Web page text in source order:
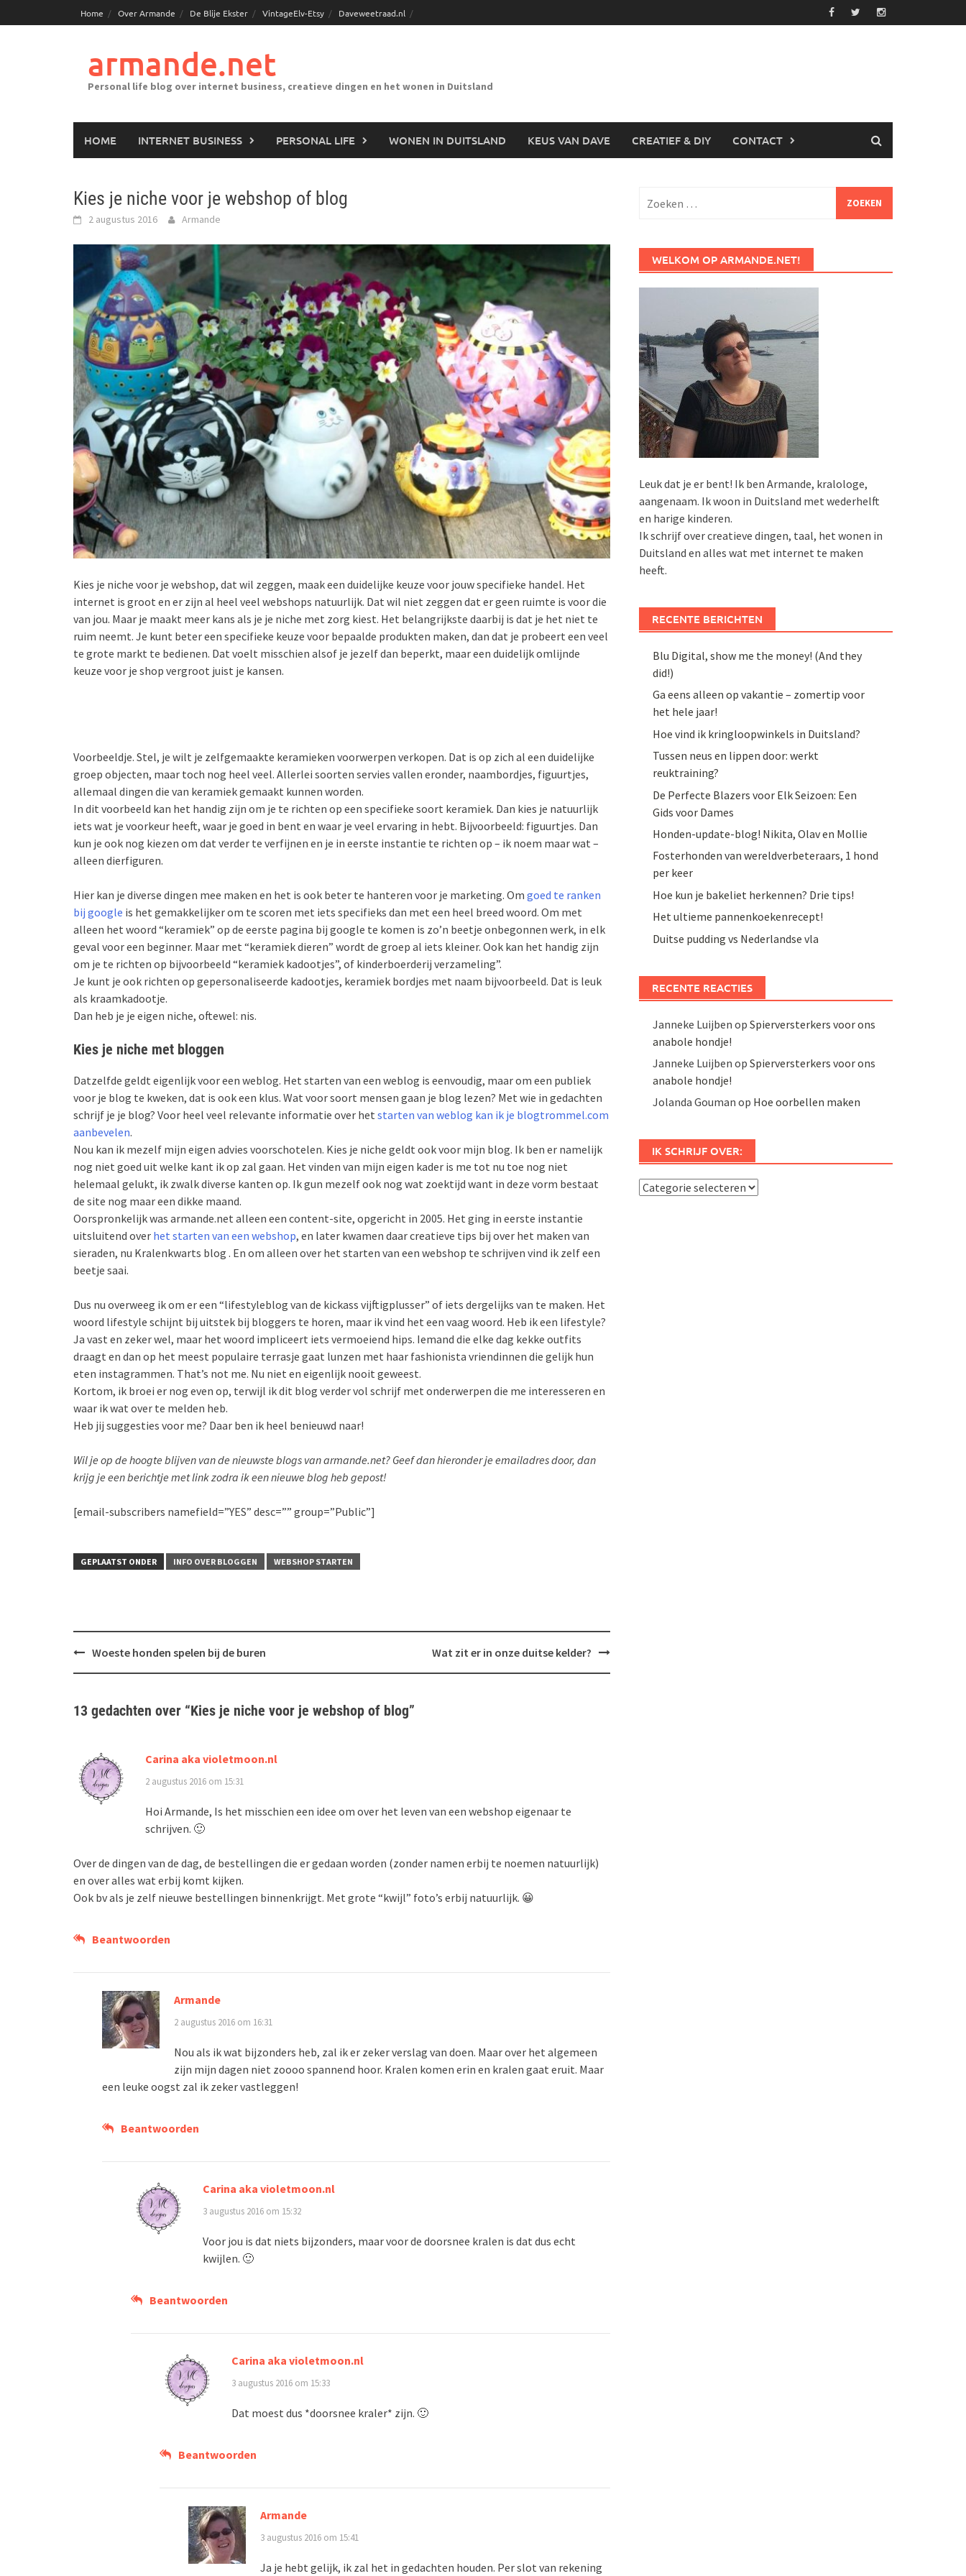
naar
Home Over Armande De Blije Ekster VintageElv-Etsy Daveweetraad.nl
armande.net
Personal life blog over internet business, creatieve dingen en het wonen in Duitsland
HOME INTERNET BUSINESS PERSONAL LIFE WONEN IN DUITSLAND KEUS VAN DAVE CREATIEF & DIY CONTACT
Kies je niche voor je webshop of blog
2 augustus 2016 Armande
Kies je niche voor je webshop, dat wil zeggen, maak een duidelijke keuze voor jouw specifieke handel. Het
internet is groot en er zijn al heel veel webshops natuurlijk. Dat wil niet zeggen dat er geen ruimte is voor die
van jou. Maar je maakt meer kans als je je niche met zorg kiest. Het belangrijkste daarbij is dat je het niet te
ruim neemt. Je kunt beter een specifieke keuze voor bepaalde produkten maken, dan dat je probeert een veel
te grote markt te bedienen. Dat voelt misschien alsof je jezelf dan beperkt, maar een duidelijk omlijnde
keuze voor je shop vergroot juist je kansen.
Voorbeeldje. Stel, je wilt je zelfgemaakte keramieken voorwerpen verkopen. Dat is op zich al een duidelijke
groep objecten, maar toch nog heel veel. Allerlei soorten servies vallen eronder, naambordjes, figuurtjes,
allemaal dingen die van keramiek gemaakt kunnen worden.
In dit voorbeeld kan het handig zijn om je te richten op een specifieke soort keramiek. Dan kies je natuurlijk
iets wat je voorkeur heeft, waar je goed in bent en waar je veel ervaring in hebt. Bijvoorbeeld: figuurtjes. Dan
kun je ook nog kiezen om dat verder te verfijnen en je in eerste instantie te richten op – ik noem maar wat –
alleen dierfiguren.
Hier kan je diverse dingen mee maken en het is ook beter te hanteren voor je marketing. Om goed te ranken
bij google is het gemakkelijker om te scoren met iets specifieks dan met een heel breed woord. Om met
alleen het woord “keramiek” op de eerste pagina bij google te komen is zo’n beetje onbegonnen werk, in elk
geval voor een beginner. Maar met “keramiek dieren” wordt de groep al iets kleiner. Ook kan het handig zijn
om je te richten op bijvoorbeeld “keramiek kadootjes”, of kinderboerderij verzameling”.
Je kunt je ook richten op gepersonaliseerde kadootjes, keramiek bordjes met naam bijvoorbeeld. Dat is leuk
als kraamkadootje.
Dan heb je je eigen niche, oftewel: nis.
Kies je niche met bloggen
Datzelfde geldt eigenlijk voor een weblog. Het starten van een weblog is eenvoudig, maar om een publiek
voor je blog te kweken, dat is ook een klus. Wat voor soort mensen gaan je blog lezen? Met wie in gedachten
schrijf je je blog? Voor heel veel relevante informatie over het starten van weblog kan ik je blogtrommel.com
aanbevelen.
Nou kan ik mezelf mijn eigen advies voorschotelen. Kies je niche geldt ook voor mijn blog. Ik ben er namelijk
nog niet goed uit welke kant ik op zal gaan. Het vinden van mijn eigen kader is me tot nu toe nog niet
helemaal gelukt, ik zwalk diverse kanten op. Ik gun mezelf ook nog wat zoektijd want in deze vorm bestaat
de site nog maar een dikke maand.
Oorspronkelijk was armande.net alleen een content-site, opgericht in 2005. Het ging in eerste instantie
uitsluitend over het starten van een webshop, en later kwamen daar creatieve tips bij over het maken van
sieraden, nu Kralenkwarts blog . En om alleen over het starten van een webshop te schrijven vind ik zelf een
beetje saai.
Dus nu overweeg ik om er een “lifestyleblog van de kickass vijftigplusser” of iets dergelijks van te maken. Het
woord lifestyle schijnt bij uitstek bij bloggers te horen, maar ik vind het een vaag woord. Heb ik een lifestyle?
Ja vast en zeker wel, maar het woord impliceert iets vermoeiend hips. Iemand die elke dag kekke outfits
draagt en dan op het meest populaire terrasje gaat lunzen met haar fashionista vriendinnen die gelijk hun
eten instagrammen. That’s not me. Nu niet en eigenlijk nooit geweest.
Kortom, ik broei er nog even op, terwijl ik dit blog verder vol schrijf met onderwerpen die me interesseren en
waar ik wat over te melden heb.
Heb jij suggesties voor me? Daar ben ik heel benieuwd naar!
Wil je op de hoogte blijven van de nieuwste blogs van armande.net? Geef dan hieronder je emailadres door, dan
krijg je een berichtje met link zodra ik een nieuwe blog heb gepost!
[email-subscribers namefield=”YES” desc=”” group=”Public”]
GEPLAATST ONDER INFO OVER BLOGGEN WEBSHOP STARTEN
Bericht
Woeste honden spelen bij de buren Wat zit er in onze duitse kelder?
13 gedachten over “Kies je niche voor je webshop of blog”
Carina aka violetmoon.nl
2 augustus 2016 om 15:31
Hoi Armande, Is het misschien een idee om over het leven van een webshop eigenaar te
schrijven. 🙂
Over de dingen van de dag, de bestellingen die er gedaan worden (zonder namen erbij te noemen natuurlijk)
en over alles wat erbij komt kijken.
Ook bv als je zelf nieuwe bestellingen binnenkrijgt. Met grote “kwijl” foto’s erbij natuurlijk. 😀
Beantwoorden
Armande
2 augustus 2016 om 16:31
Nou als ik wat bijzonders heb, zal ik er zeker verslag van doen. Maar over het algemeen
zijn mijn dagen niet zoooo spannend hoor. Kralen komen erin en kralen gaat eruit. Maar
een leuke oogst zal ik zeker vastleggen!
Beantwoorden
Carina aka violetmoon.nl
3 augustus 2016 om 15:32
Voor jou is dat niets bijzonders, maar voor de doorsnee kralen is dat dus echt
kwijlen. 🙂
Beantwoorden
Carina aka violetmoon.nl
3 augustus 2016 om 15:33
Dat moest dus *doorsnee kraler* zijn. 🙂
Beantwoorden
Armande
3 augustus 2016 om 15:41
Ja je hebt gelijk, ik zal het in gedachten houden. Per slot van rekening
naar:
WELKOM OP ARMANDE.NET!
Leuk dat je er bent! Ik ben Armande, kralologe,
aangenaam. Ik woon in Duitsland met wederhelft
en harige kinderen.
Ik schrijf over creatieve dingen, taal, het wonen in
Duitsland en alles wat met internet te maken
heeft.
RECENTE BERICHTEN
Blu Digital, show me the money! (And they
did!)
Ga eens alleen op vakantie – zomertip voor
het hele jaar!
Hoe vind ik kringloopwinkels in Duitsland?
Tussen neus en lippen door: werkt
reuktraining?
De Perfecte Blazers voor Elk Seizoen: Een
Gids voor Dames
Honden-update-blog! Nikita, Olav en Mollie
Fosterhonden van wereldverbeteraars, 1 hond
per keer
Hoe kun je bakeliet herkennen? Drie tips!
Het ultieme pannenkoekenrecept!
Duitse pudding vs Nederlandse vla
RECENTE REACTIES
Janneke Luijben op Spierversterkers voor ons
anabole hondje!
Janneke Luijben op Spierversterkers voor ons
anabole hondje!
Jolanda Gouman op Hoe oorbellen maken
IK SCHRIJF OVER:
Ik